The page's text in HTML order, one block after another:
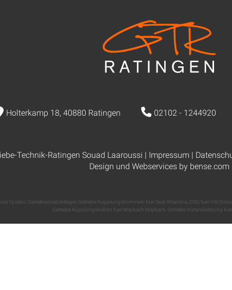
Holterkamp 18, 40880 Ratingen 02102 - 1244920
Technik-Ratingen Souad Laaroussi | Impressum |
Design und Webservices by bense.com
Ypsilon Getriebeersatzteillager, Getriebe Kupplungstrommeln fuer Seat Alhambra, DSG fuer VW
Getriebe Kupplungskolben fuer Maybach Maybach Getriebe Instandsetzung